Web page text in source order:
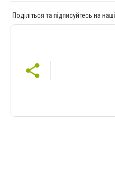
Поділіться та підписуйтесь на